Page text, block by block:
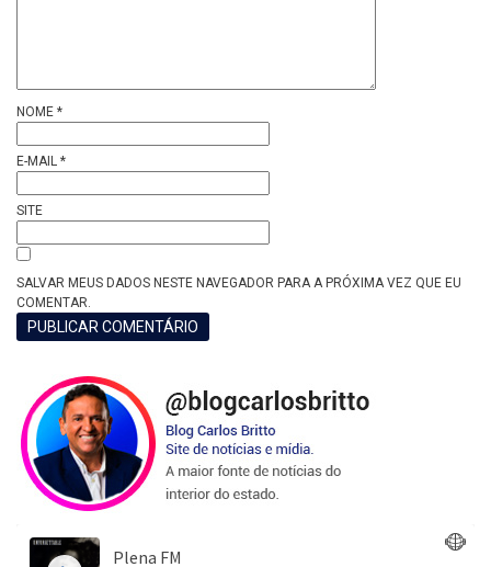
NOME *
E-MAIL *
SITE
SALVAR MEUS DADOS NESTE NAVEGADOR PARA A PRÓXIMA VEZ QUE EU
COMENTAR.